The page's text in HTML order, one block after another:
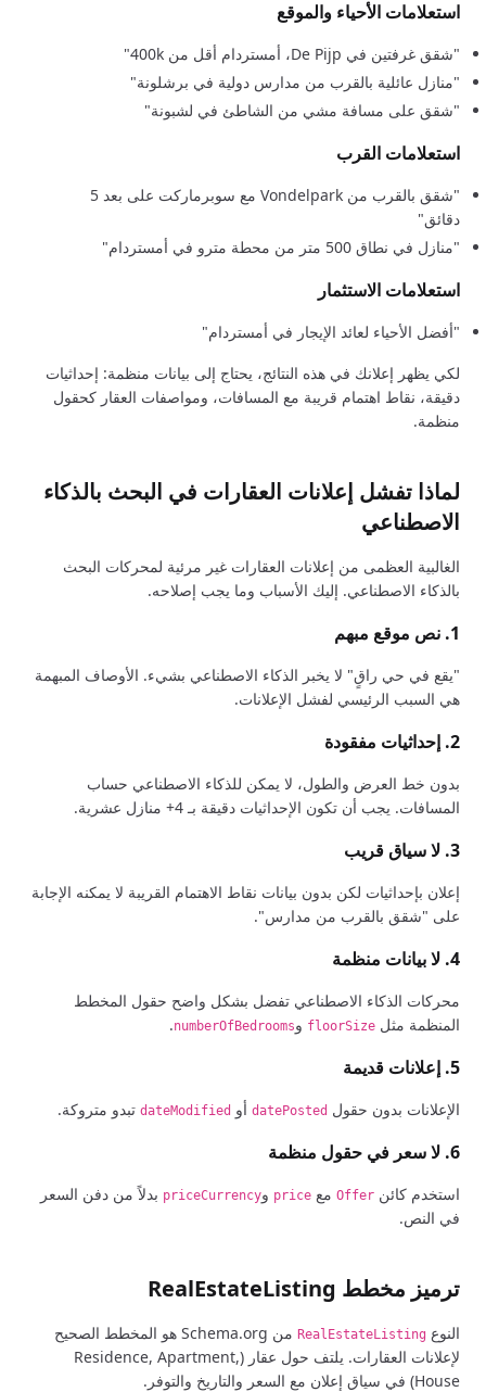
استعلامات الأحياء والموقع
"شقق غرفتين في De Pijp، أمستردام أقل من 400k"
"منازل عائلية بالقرب من مدارس دولية في برشلونة"
"شقق على مسافة مشي من الشاطئ في لشبونة"
استعلامات القرب
"شقق بالقرب من Vondelpark مع سوبرماركت على بعد 5
دقائق"
"منازل في نطاق 500 متر من محطة مترو في أمستردام"
استعلامات الاستثمار
"أفضل الأحياء لعائد الإيجار في أمستردام"
لكي يظهر إعلانك في هذه النتائج، يحتاج إلى بيانات منظمة: إحداثيات
دقيقة، نقاط اهتمام قريبة مع المسافات، ومواصفات العقار كحقول
منظمة.
لماذا تفشل إعلانات العقارات في البحث بالذكاء
الاصطناعي
الغالبية العظمى من إعلانات العقارات غير مرئية لمحركات البحث
بالذكاء الاصطناعي. إليك الأسباب وما يجب إصلاحه.
1. نص موقع مبهم
"يقع في حي راقٍ" لا يخبر الذكاء الاصطناعي بشيء. الأوصاف المبهمة
هي السبب الرئيسي لفشل الإعلانات.
2. إحداثيات مفقودة
بدون خط العرض والطول، لا يمكن للذكاء الاصطناعي حساب
المسافات. يجب أن تكون الإحداثيات دقيقة بـ 4+ منازل عشرية.
3. لا سياق قريب
إعلان بإحداثيات لكن بدون بيانات نقاط الاهتمام القريبة لا يمكنه الإجابة
على "شقق بالقرب من مدارس".
4. لا بيانات منظمة
محركات الذكاء الاصطناعي تفضل بشكل واضح حقول المخطط
المنظمة مثل floorSize وnumberOfBedrooms
.
5. إعلانات قديمة
الإعلانات بدون حقول datePosted أو dateModified تبدو متروكة.
6. لا سعر في حقول منظمة
استخدم كائن Offer مع price وpriceCurrency بدلاً من دفن السعر
في النص.
ترميز مخطط RealEstateListing
النوع RealEstateListing
من Schema.org هو المخطط الصحيح
لإعلانات العقارات. يلتف حول عقار (Residence, Apartment,
House) في سياق إعلان مع السعر والتاريخ والتوفر.